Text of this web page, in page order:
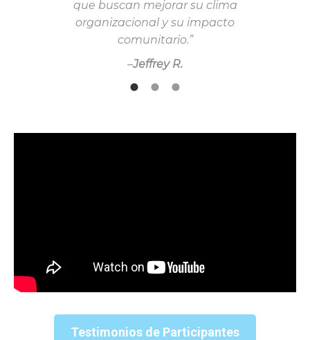
que buscan mejorar su clima
organizacional y su impacto
comunitario.”
–Jeffrey R.
Testimonios de Participantes